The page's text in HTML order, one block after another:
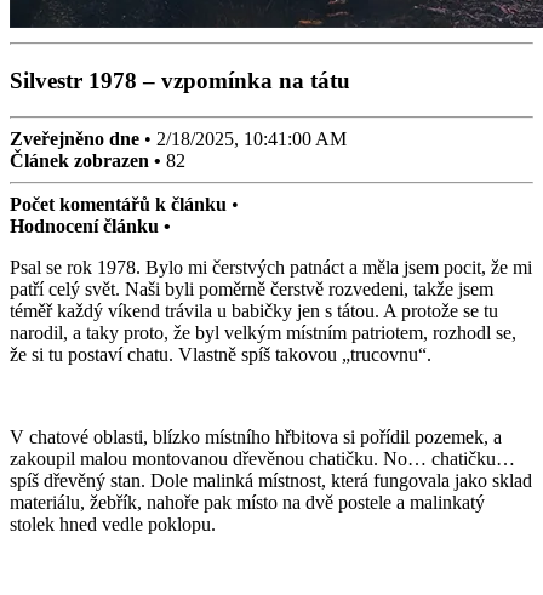
Silvestr 1978 – vzpomínka na tátu
Zveřejněno dne • 2/18/2025, 10:41:00 AM
Článek zobrazen • 82
Počet komentářů k článku •
Hodnocení článku •
Psal se rok 1978. Bylo mi čerstvých patnáct a měla jsem pocit, že mi
patří celý svět. Naši byli poměrně čerstvě rozvedeni, takže jsem
téměř každý víkend trávila u babičky jen s tátou. A protože se tu
narodil, a taky proto, že byl velkým místním patriotem, rozhodl se,
že si tu postaví chatu. Vlastně spíš takovou „trucovnu“.
V chatové oblasti, blízko místního hřbitova si pořídil pozemek, a
zakoupil malou montovanou dřevěnou chatičku. No… chatičku…
spíš dřevěný stan. Dole malinká místnost, která fungovala jako sklad
materiálu, žebřík, nahoře pak místo na dvě postele a malinkatý
stolek hned vedle poklopu.